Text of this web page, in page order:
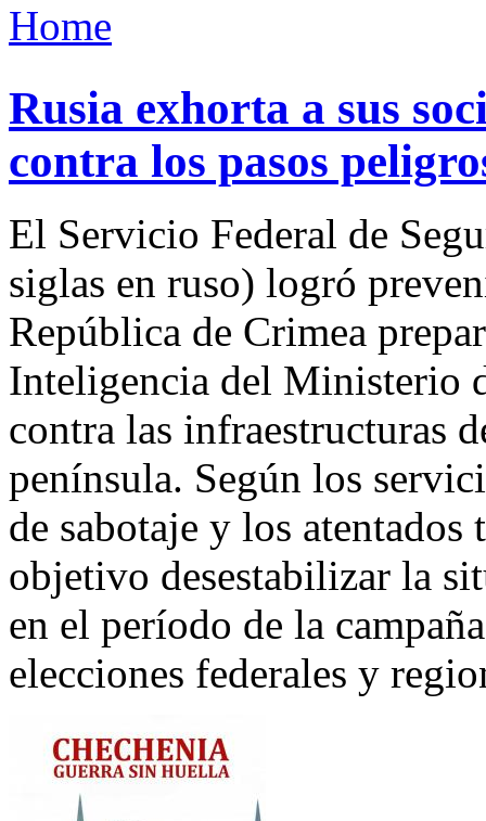
Home
Rusia exhorta a sus
contra los pasos
El Servicio Federal de
siglas en ruso) logró
República de Crimea
Inteligencia del Ministerio
contra las infraestructuras
península. Según los
de sabotaje y los
objetivo desestabilizar la
en el período de la
elecciones federales y